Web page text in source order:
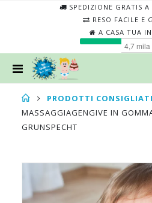
SPEDIZIONE GRATIS A
RESO FACILE E
A CASA TUA
Toggle
Nav
PRODOTTI CONSIGLIATI
MASSAGGIAGENGIVE IN
GRUNSPECHT
the